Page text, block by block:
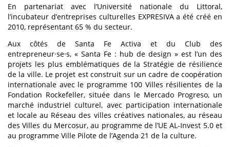
En partenariat avec l’Université nationale du Littoral,
l’incubateur d’entreprises culturelles EXPRESIVA a été créé en
2010, représentant 65 % du secteur.
Aux côtés de Santa Fe Activa et du Club des
entrepreneur·se·s, « Santa Fe : hub de design » est l’un des
projets les plus emblématiques de la Stratégie de résilience
de la ville. Le projet est construit sur un cadre de coopération
internationale avec le programme 100 Villes résilientes de la
Fondation Rockefeller, située dans le Mercado Progreso, un
marché industriel culturel, avec participation internationale
et locale au Réseau des villes créatives nationales, au réseau
des Villes du Mercosur, au programme de l’UE AL-Invest 5.0 et
au programme Ville Pilote de l’Agenda 21 de la culture.